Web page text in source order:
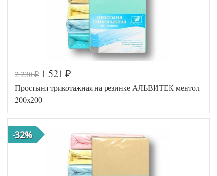
2 230₽ 1 521 ₽
Простыня трикотажная на резинке АЛЬВИТЕК ментол
200х200
-32%